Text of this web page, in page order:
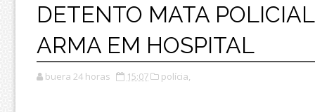
DETENTO MATA
ARMA EM HOSPITAL
buera 24 horas 15:07 polícia,